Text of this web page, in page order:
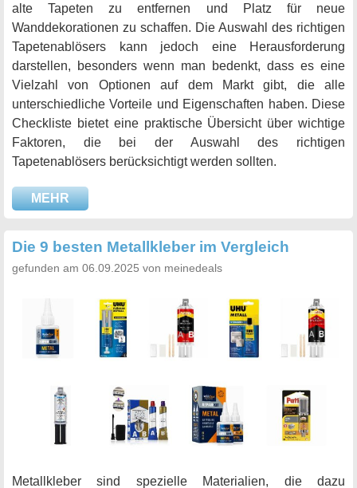
alte Tapeten zu entfernen und Platz für neue
Wanddekorationen zu schaffen. Die Auswahl des richtigen
Tapetenablösers kann jedoch eine Herausforderung
darstellen, besonders wenn man bedenkt, dass es eine
Vielzahl von Optionen auf dem Markt gibt, die alle
unterschiedliche Vorteile und Eigenschaften haben. Diese
Checkliste bietet eine praktische Übersicht über wichtige
Faktoren, die bei der Auswahl des richtigen
Tapetenablösers berücksichtigt werden sollten.
MEHR
Die 9 besten Metallkleber im Vergleich
gefunden am 06.09.2025 von meinedeals
Metallkleber sind spezielle Materialien, die dazu